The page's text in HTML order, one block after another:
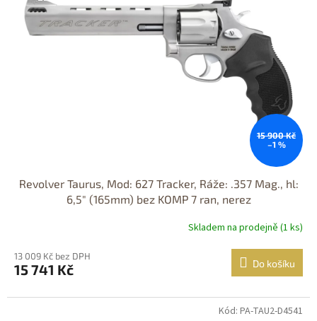
15 900 Kč
–1 %
Revolver Taurus, Mod: 627 Tracker, Ráže: .357 Mag., hl:
6,5" (165mm) bez KOMP 7 ran, nerez
Skladem na prodejně (1 ks)
13 009 Kč bez DPH
15 741 Kč Do košíku
Kód: PA-TAU2-D4541